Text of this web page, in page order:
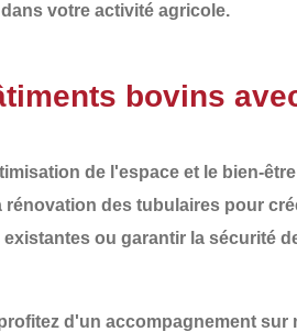
votre activité agricole.
bovins
de l'espace et le bien-être
rénovation des tubulaires pour
ou garantir la sécurité
d'un accompagnement